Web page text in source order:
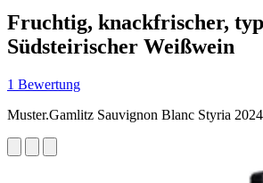
Fruchtig, knackfrischer,
Südsteirischer Weißwein
1 Bewertung
Muster.Gamlitz Sauvignon Blanc Styria 2024